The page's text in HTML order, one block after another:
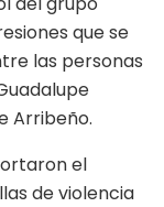
que se
las personas
Arribeño.
el
de violencia